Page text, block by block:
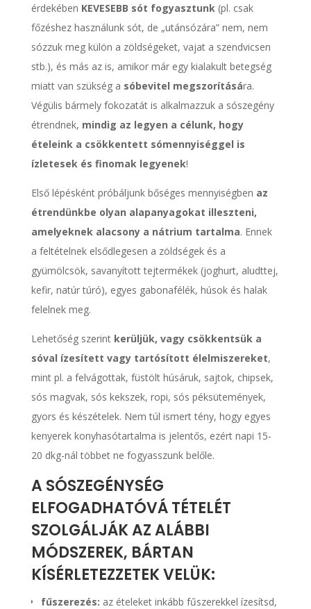
érdekében KEVESEBB sót fogyasztunk (pl. csak
főzéshez használunk sót, de „utánsózára” nem, nem
sózzuk meg külön a zöldségeket, vajat a szendvicsen
stb.), és más az is, amikor már egy kialakult betegség
miatt van szükség a sóbevitel megszorítására.
Végülis bármely fokozatát is alkalmazzuk a sószegény
étrendnek, mindig az legyen a célunk, hogy
ételeink a csökkentett sómennyiséggel is
ízletesek és finomak legyenek!
Első lépésként próbáljunk bőséges mennyiségben az
étrendünkbe olyan alapanyagokat illeszteni,
amelyeknek alacsony a nátrium tartalma. Ennek
a feltételnek elsődlegesen a zöldségek és a
gyümölcsök, savanyított tejtermékek (joghurt, aludttej,
kefir, natúr túró), egyes gabonafélék, húsok és halak
felelnek meg.
Lehetőség szerint kerüljük, vagy csökkentsük a
sóval ízesített vagy tartósított élelmiszereket,
mint pl. a felvágottak, füstölt húsáruk, sajtok, chipsek,
sós magvak, sós kekszek, ropi, sós péksütemények,
gyors és készételek. Nem túl ismert tény, hogy egyes
kenyerek konyhasótartalma is jelentős, ezért napi 15-
20 dkg-nál többet ne fogyasszunk belőle.
A SÓSZEGÉNYSÉG
ELFOGADHATÓVÁ TÉTELÉT
SZOLGÁLJÁK AZ ALÁBBI
MÓDSZEREK, BÁRTAN
KÍSÉRLETEZZETEK VELÜK:
fűszerezés: az ételeket inkább fűszerekkel ízesítsd,